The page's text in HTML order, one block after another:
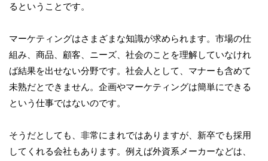
るということです。
マーケティングはさまざまな知識が求められます。市場の仕
組み、商品、顧客、ニーズ、社会のことを理解していなけれ
ば結果を出せない分野です。社会人として、マナーも含めて
未熟だとできません。企画やマーケティングは簡単にできる
という仕事ではないのです。
そうだとしても、非常にまれではありますが、新卒でも採用
してくれる会社もあります。例えば外資系メーカーなどは、